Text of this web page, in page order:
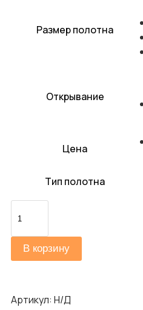
Размер полотна
Открывание
Цена
Тип полотна
товара
Инвизибл
Браво
Al
В корзину
Артикул: Н/Д